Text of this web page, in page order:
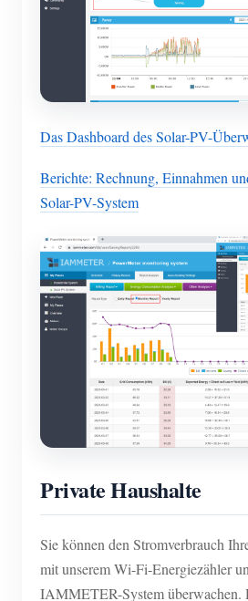
Das Dashboard des Solar-PV-
Berichte: Rechnung, Einnahmen
Solar-PV-System
Private Haushalte
Sie können den Stromverbrauch
mit unserem Wi-Fi-Energiezähler
IAMMETER-System